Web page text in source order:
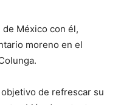
México con él,
moreno en el
de refrescar su